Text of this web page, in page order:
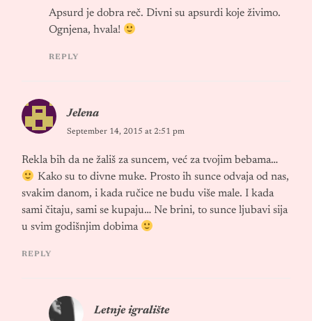
Apsurd je dobra reč. Divni su apsurdi koje živimo.
Ognjena, hvala!
REPLY
Jelena
September 14, 2015 at 2:51 pm
Rekla bih da ne žališ za suncem, već za tvojim bebama…
Kako su to divne muke. Prosto ih sunce odvaja od nas,
svakim danom, i kada ručice ne budu više male. I kada
sami čitaju, sami se kupaju… Ne brini, to sunce ljubavi sija
u svim godišnjim dobima
REPLY
Letnje igralište